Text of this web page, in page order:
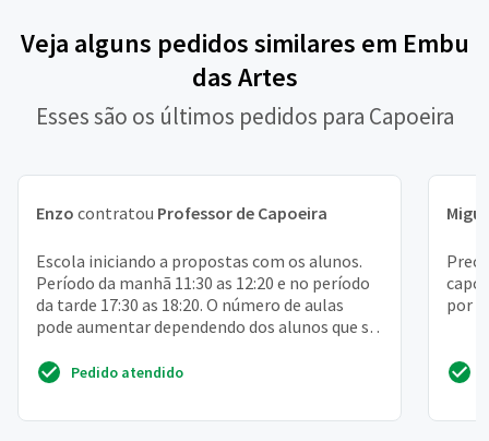
Veja alguns pedidos similares em Embu
das Artes
Esses são os últimos pedidos para Capoeira
Enzo contratou Professor de Capoeira
Escola iniciando a propostas com os alunos.
Período da manhã 11:30 as 12:20 e no período
da tarde 17:30 as 18:20. O número de aulas
pode aumentar dependendo dos alunos que se
Pedido atendido
por